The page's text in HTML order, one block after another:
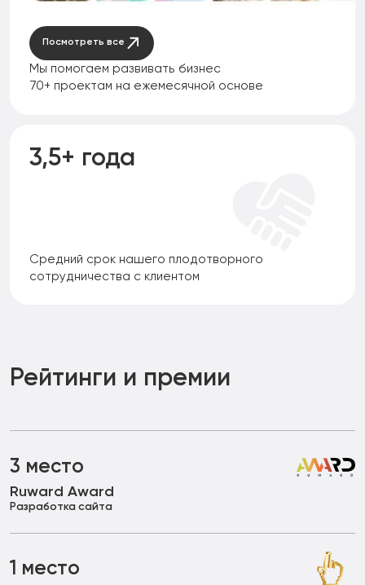
Посмотреть все
Мы помогаем развивать бизнес
70+ проектам на ежемесячной основе
3,5+ года
Средний срок нашего плодотворного
сотрудничества с клиентом
Рейтинги и премии
3 место
Ruward Award
Разработка сайта
1 место